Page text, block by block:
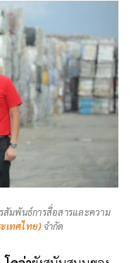
สัมพันธ์การสื่อสารและความ
เทศไทย) จำกัด